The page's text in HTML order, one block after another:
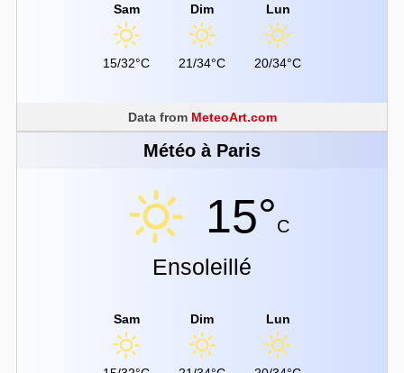
Sam
15/32°C
Dim
21/34°C
Lun
20/34°C
Data from MeteoArt.com
Météo à Paris
15°C
Ensoleillé
Sam Dim Lun